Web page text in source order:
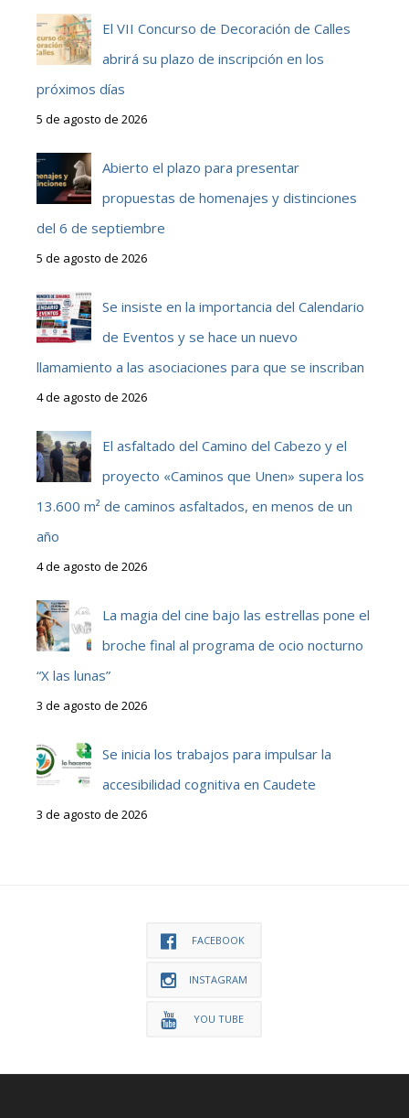
El VII Concurso de Decoración de Calles
abrirá su plazo de inscripción en los
próximos días
5 de agosto de 2026
Abierto el plazo para presentar
propuestas de homenajes y distinciones
del 6 de septiembre
5 de agosto de 2026
Se insiste en la importancia del Calendario
de Eventos y se hace un nuevo
llamamiento a las asociaciones para que se inscriban
4 de agosto de 2026
El asfaltado del Camino del Cabezo y el
proyecto «Caminos que Unen» supera los
13.600 m² de caminos asfaltados, en menos de un
año
4 de agosto de 2026
La magia del cine bajo las estrellas pone el
broche final al programa de ocio nocturno
“X las lunas”
3 de agosto de 2026
Se inicia los trabajos para impulsar la
accesibilidad cognitiva en Caudete
3 de agosto de 2026
FACEBOOK
INSTAGRAM
YOU TUBE